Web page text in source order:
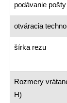
podávanie pošty
otváracia
šírka rezu
Rozmery
H)